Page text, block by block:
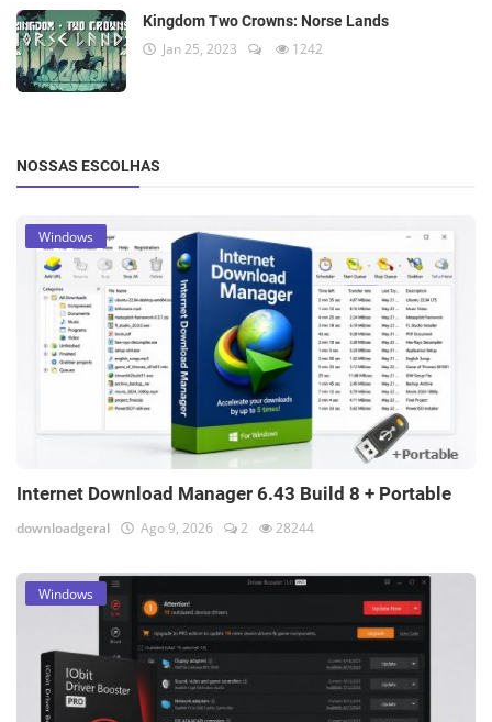
Kingdom Two Crowns: Norse Lands
Jan 25, 2023 1242
NOSSAS ESCOLHAS
Windows
Internet Download Manager 6.43 Build 8 + Portable
downloadgeral Ago 9, 2026 2 28244
Windows